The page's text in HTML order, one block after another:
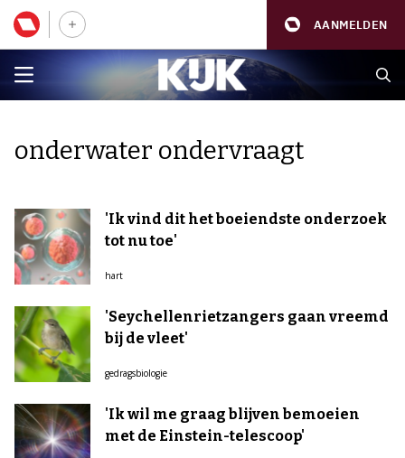
AANMELDEN
onderwater ondervraagt
'Ik vind dit het boeiendste onderzoek
tot nu toe'
hart
'Seychellenrietzangers gaan vreemd
bij de vleet'
gedragsbiologie
'Ik wil me graag blijven bemoeien
met de Einstein-telescoop'